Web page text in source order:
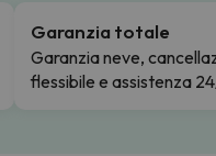
Garanzia totale
Garanzia neve,
flessibile e assistenza